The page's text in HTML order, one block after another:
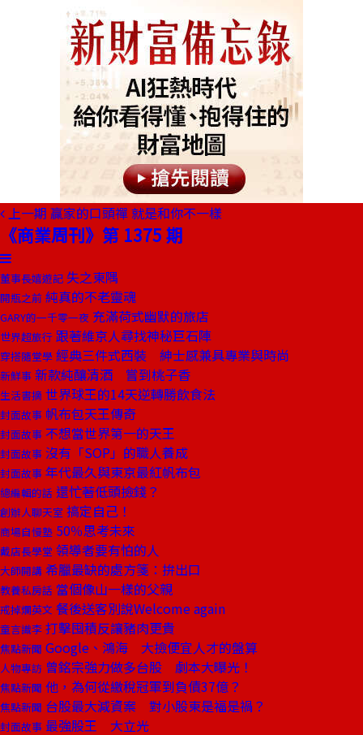
上一期 贏家的口頭禪 就是和你不一樣
《商業周刊》第 1375 期
董事長嬉遊記 失之東隅
開瓶之前 純真的不老靈魂
GARY的一千零一夜 充滿荷式幽默的旅店
世界超旅行 跟著維京人尋找神秘巨石陣
穿搭隨堂學 經典三件式西裝 紳士感兼具專業與時尚
新鮮事 新款純釀清酒 嘗到桃子香
生活書摘 世界球王的14天逆轉勝飲食法
封面故事 帆布包天王傳奇
封面故事 不想當世界第一的天王
封面故事 沒有「SOP」的職人養成
封面故事 年代最久與東京最紅帆布包
總編輯的話 還忙著低頭撿錢？
創辦人聊天室 搞定自己！
商場自慢塾 50％思考未來
戴店長學堂 領導者要有怕的人
大師開講 希臘最缺的處方箋：拚出口
教養私房話 當個像山一樣的父親
戒掉爛英文 餐後送客別說Welcome again
童言識李 打擊囤積反讓豬肉更貴
焦點新聞 Google、鴻海 大撿便宜人才的盤算
人物專訪 曾銘宗強力做多台股 劇本大曝光！
焦點新聞 他，為何從繳稅冠軍到負債37億？
焦點新聞 台股最大減資案 對小股東是福是禍？
封面故事 最強股王 大立光